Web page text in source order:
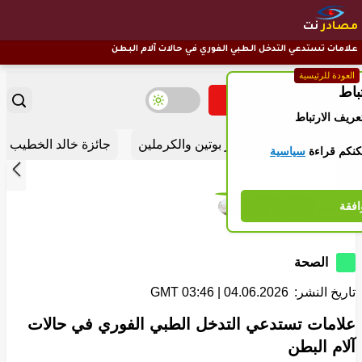
مصادرنت
العودة للرئيسية
علامات تستدعي التدخل الطبي الفوري في حالات آلام البطن